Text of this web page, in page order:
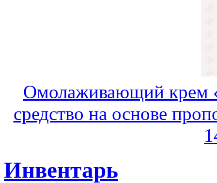
Омолаживающий крем
средство на основе
Инвентарь